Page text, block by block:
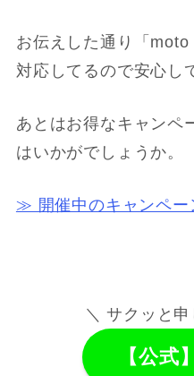
お伝えした通り「
対応してるので安心し
あとはお得なキャンペ
はいかがでしょうか。
≫ 開催中のキャンペー
＼ サクッと
【公式